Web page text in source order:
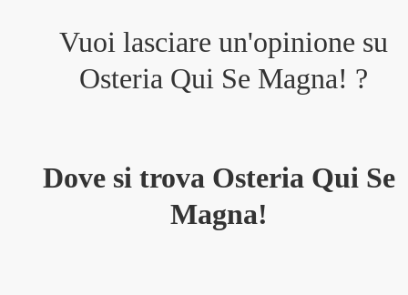
Vuoi lasciare un'opinione su
Osteria Qui Se Magna! ?
Dove si trova Osteria Qui Se
Magna!